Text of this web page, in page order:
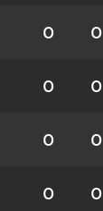
0 0
0 0
0 0
0 0